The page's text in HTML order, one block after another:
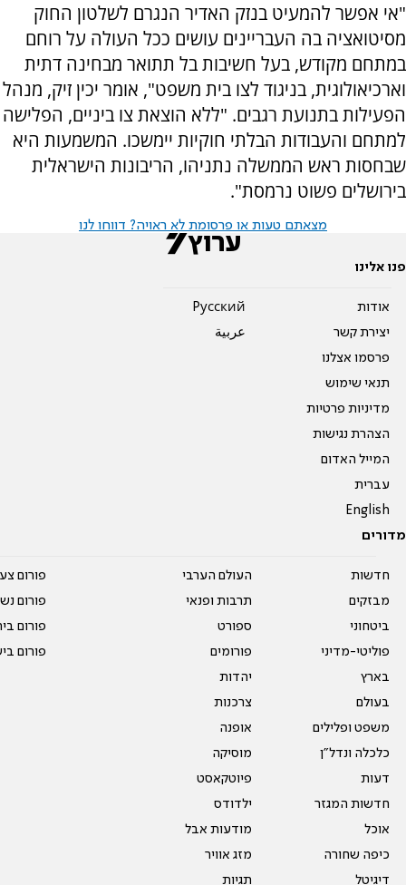
"אי אפשר להמעיט בנזק האדיר הנגרם לשלטון החוק
מסיטואציה בה העבריינים עושים ככל העולה על רוחם
במתחם מקודש, בעל חשיבות בל תתואר מבחינה דתית
וארכיאולוגית, בניגוד לצו בית משפט", אומר יכין זיק, מנהל
הפעילות בתנועת רגבים. "ללא הוצאת צו ביניים, הפלישה
למתחם והעבודות הבלתי חוקיות יימשכו. המשמעות היא
שבחסות ראש הממשלה נתניהו, הריבונות הישראלית
בירושלים פשוט נרמסת".
מצאתם טעות או פרסומת לא ראויה? דווחו לנו
פנו אלינו
אודות
יצירת קשר
פרסמו אצלנו
תנאי שימוש
מדיניות פרטיות
הצהרת נגישות
המייל האדום
עברית
English
Pусский
عربية
מדורים
חדשות
מבזקים
ביטחוני
פוליטי-מדיני
בארץ
בעולם
משפט ופלילים
כלכלה ונדל"ן
דעות
חדשות המגזר
אוכל
כיפה שחורה
דיגיטל
העולם הערבי
תרבות ופנאי
ספורט
פורומים
יהדות
צרכנות
אופנה
מוסיקה
פיוטקאסט
ילדודס
מודעות אבל
מזג אוויר
תגיות
פורום
פורום
פורום
פורום